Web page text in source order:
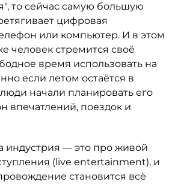
то сейчас самую большую
цифровая
или компьютер. И в этом
человек стремится своё
время использовать на
если летом остаётся в
начали планировать его
впечатлений, поездок и
индустрия — это про живой
(live entertainment), и
становится всё